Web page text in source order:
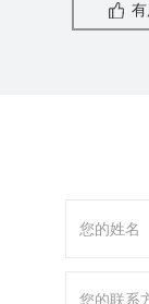
有